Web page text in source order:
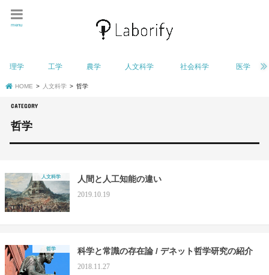
menu
理学 工学 農学 人文科学 社会科学 医学
HOME 人文科学 哲学
哲学
人文科学 人間と人工知能の違い
2019.10.19
哲学 科学と常識の存在論 / デネット哲学研究の紹介
2018.11.27